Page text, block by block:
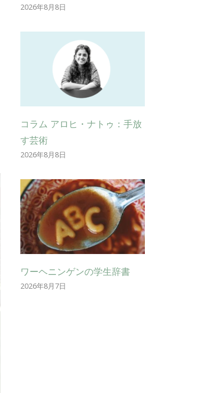
2026年8月8日
コラム アロヒ・ナトゥ：手放
す芸術
2026年8月8日
ワーヘニンゲンの学生辞書
2026年8月7日